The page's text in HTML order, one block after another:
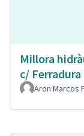
Millora
c/ Ferradura
Aron Marcos